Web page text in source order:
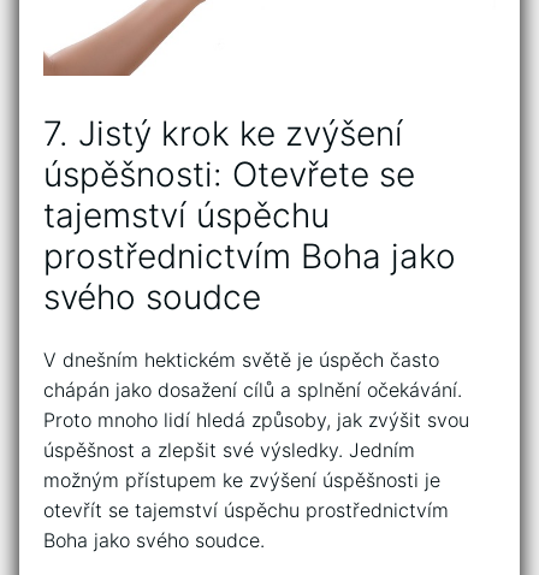
7. Jistý krok ke zvýšení
úspěšnosti: Otevřete se⁤
tajemství úspěchu
prostřednictvím Boha jako
svého soudce
V dnešním hektickém světě je úspěch často
chápán jako dosažení cílů a splnění ⁤očekávání.‍
Proto​ mnoho‍ lidí hledá způsoby, jak zvýšit svou
úspěšnost a zlepšit své‍ výsledky. Jedním
možným ‍přístupem ke‍ zvýšení úspěšnosti je
otevřít ⁤se ‍tajemství ‍úspěchu⁢ prostřednictvím
Boha jako svého​ soudce.